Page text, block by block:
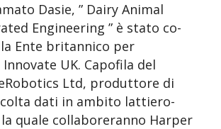
Dasie, ” Dairy Animal
Engineering ” è stato co-
Ente britannico per
Innovate UK. Capofila del
Ltd, produttore di
dati in ambito lattiero-
quale collaboreranno Harper